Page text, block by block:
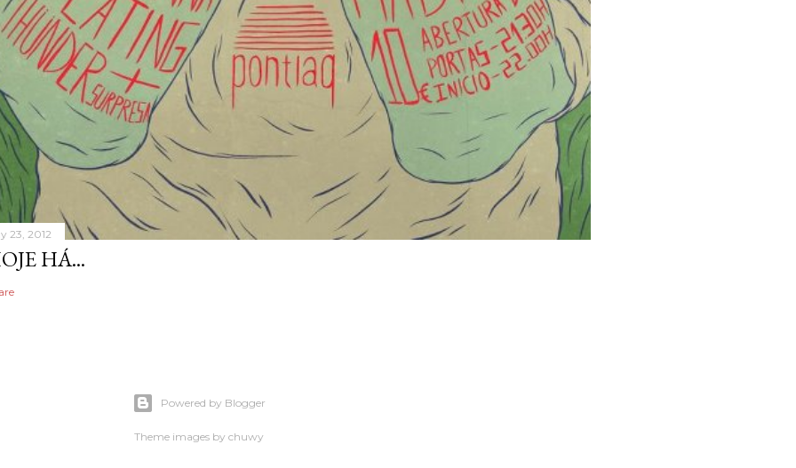
23, 2012
HÁ...
Powered by Blogger
Theme images by chuwy